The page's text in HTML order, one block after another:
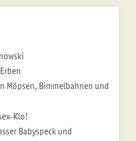
Möpsen, Bimmelbahnen und
Klo!
Babyspeck und